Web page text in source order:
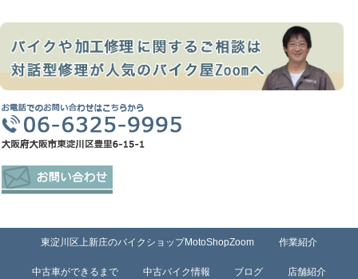
東淀川区上新庄のバイクショップMotoShopZoom 作業紹介
中古車ができるまで 中古バイク情報 ブログ 店舗紹介